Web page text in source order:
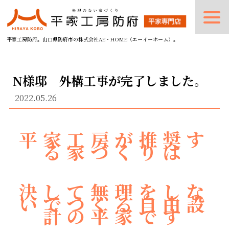
平家工房防府。山口県防府市の株式会社AE・HOME（エーイーホーム）。
N様邸 外構工事が完了しました。
2022.05.26
平家工房が推奨す
る家づくりは
決して無理をしな
いでつくる自由設
計の平家です